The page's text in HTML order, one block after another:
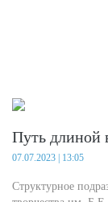
Путь длиной
07.07.2023 | 13:05
Структурное